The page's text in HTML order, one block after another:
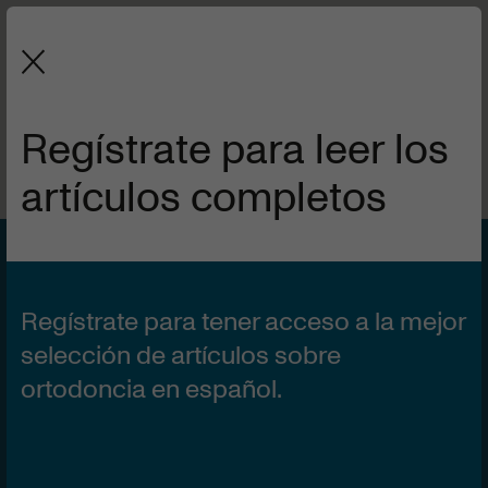
de Ortodoncia y Ortopedia Dentofacial.
Relación entre plenitud
labial y atractivo
percibido en fotos de
Regístrate para leer los
artículos completos
Regístrate para tener acceso a la mejor
selección de artículos sobre
ortodoncia en español.